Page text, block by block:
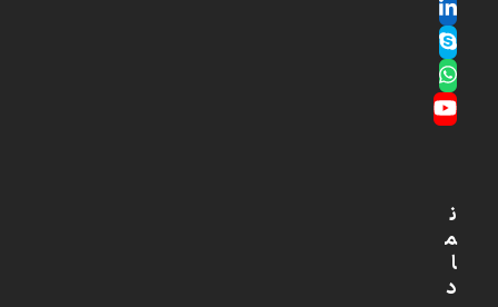
LinkedIn
Skype
Whatsapp
YouTube
ن
م
ا
د